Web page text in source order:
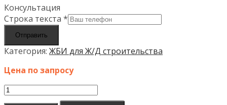
Консультация
Строка текста *
Отправить
Категория: ЖБИ для Ж/Д строительства
Цена по запросу
Количество